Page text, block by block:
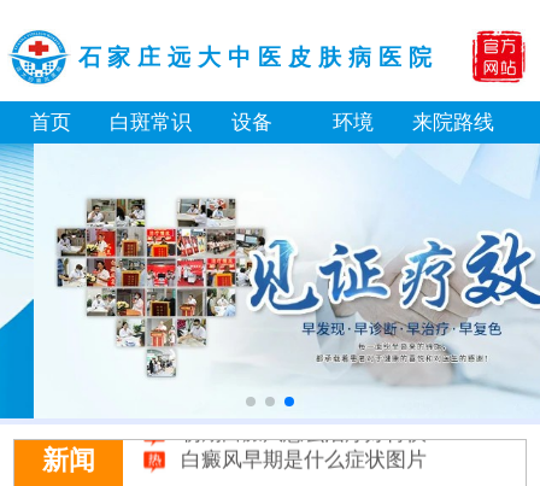
石家庄远大中医皮肤病医院
首页 白斑常识 设备 环境 来院路线
新闻
白癜风长期用激素药膏会有副作用吗
伍德灯结果显示亮白色荧光代表什么意思
脸上长了小白点是什么情况
白癜风用芦可替尼乳膏多久能恢复正常色
身体黑色素缺失是什么原因造成的
初期白癜风和白色糠疹怎么肉眼区分
石家庄远大中医皮肤病医院看白斑好吗
他克莫司能涂在嘴唇周围的白斑上吗
初期白癜风怎么治疗好得快
白癜风早期是什么症状图片